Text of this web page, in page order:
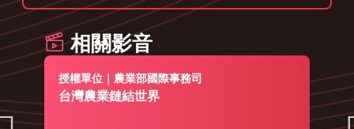
相關影音
授權單位｜農業部國際事務司
台灣農業鏈結世界